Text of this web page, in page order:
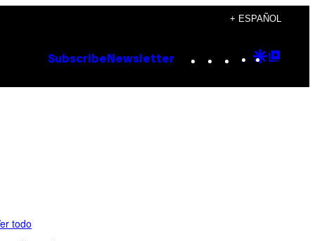
+ ESPAÑOL
Subscribe Newsletter Instagram
TikTok
YouTube
Google
todo